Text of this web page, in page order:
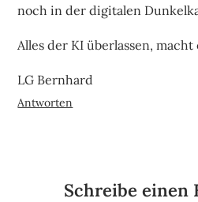
noch in der digitalen
Alles der KI überlassen,
LG Bernhard
Antworten
Schreibe einen